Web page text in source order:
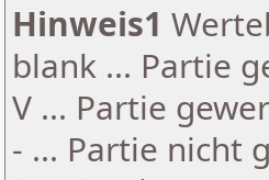
Hinweis1
blank ... Partie
V ... Partie
- ... Partie nicht